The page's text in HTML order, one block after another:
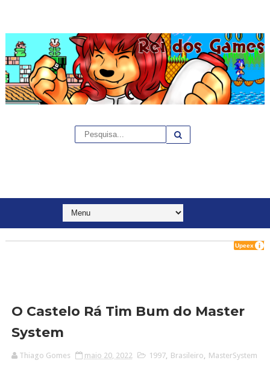
O Castelo Rá Tim Bum do Master
System
Thiago Gomes maio 20, 2022 1997, Brasileiro MasterSystem